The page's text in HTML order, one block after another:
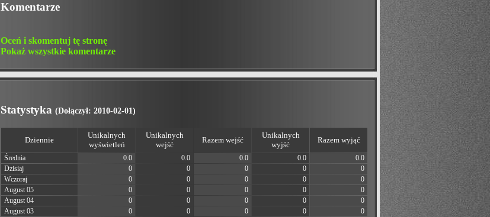
Komentarze
Oceń i skomentuj tę stronę
Pokaż wszystkie komentarze
Statystyka (Dołączył: 2010-02-01)
Dziennie
Unikalnych
wyświetleń
Unikalnych
wejść
Razem wejść
Unikalnych
wyjść
Razem wyjąć
Średnia 0.0 0.0 0.0 0.0
0.0
Dzisiaj
0 0 0 0
0
Wczoraj
0 0 0 0
0
August 05
0 0 0 0
0
August 04
0 0 0 0
0
August 03
0 0 0 0
0